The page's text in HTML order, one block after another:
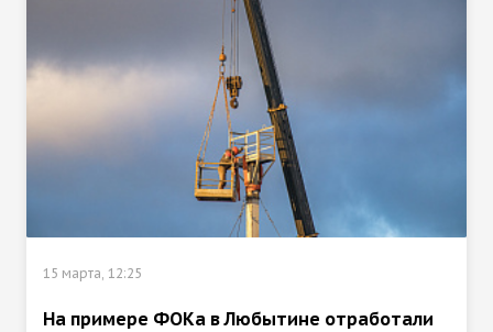
15 марта, 12:25
На примере ФОКа в Любытине отработали